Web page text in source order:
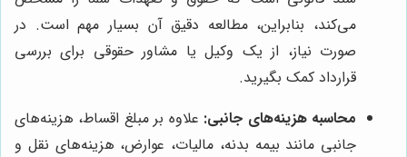
می‌کند، بنابراین، مطالعه دقیق آن بسیار مهم است. در
صورت نیاز، از یک وکیل یا مشاور حقوقی برای بررسی
قرارداد کمک بگیرید.
محاسبه هزینه‌های جانبی: علاوه بر مبلغ اقساط، هزینه‌های
جانبی مانند بیمه بدنه، مالیات، عوارض، هزینه‌های نقل و